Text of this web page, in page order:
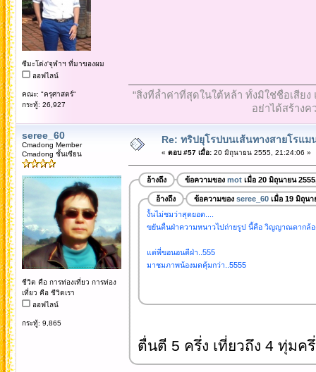
ซีมะโด่ง'จุฬาฯ ที่มาของผม
ออฟไลน์
คณะ: "ครุศาสตร์"
กระทู้: 26,927
“สิ่งที่ล้ำค่าที่สุดในใต้หล้า ทั้งมิใช่ชื่อเสีย
อย่าได้สร้างค
seree_60
Cmadong Member
Cmadong ชั้นเซียน
ชีวิต คือ การท่องเที่ยว การท่อง
เที่ยว คือ ชีวิตเรา
ออฟไลน์
กระทู้: 9,865
Re: ทริปยุโรปบนเส้นทางสายโรแม
« ตอบ #57 เมื่อ:20 มิถุนายน 2555, 21:24:06 »
อ้างถึง ข้อความของ motเมื่อ 20 มิถุนายน
อ้างถึง ข้อความของ seree_60เมื่อ 19 มิถุนา
งั้นไม่ชมว่าสุดยอด....
ขยันตื่นฝ่าความหนาวไปถ่ายรูป นี้คือ วิญญาณตากล้อ
แต่พี่ขอนอนดีฝ่า..555
มาชมภาพน้องมดคุ้มกว่า..5555
ตื่นตี 5 ครึ่ง เที่ยวถึง 4 ทุ่มค